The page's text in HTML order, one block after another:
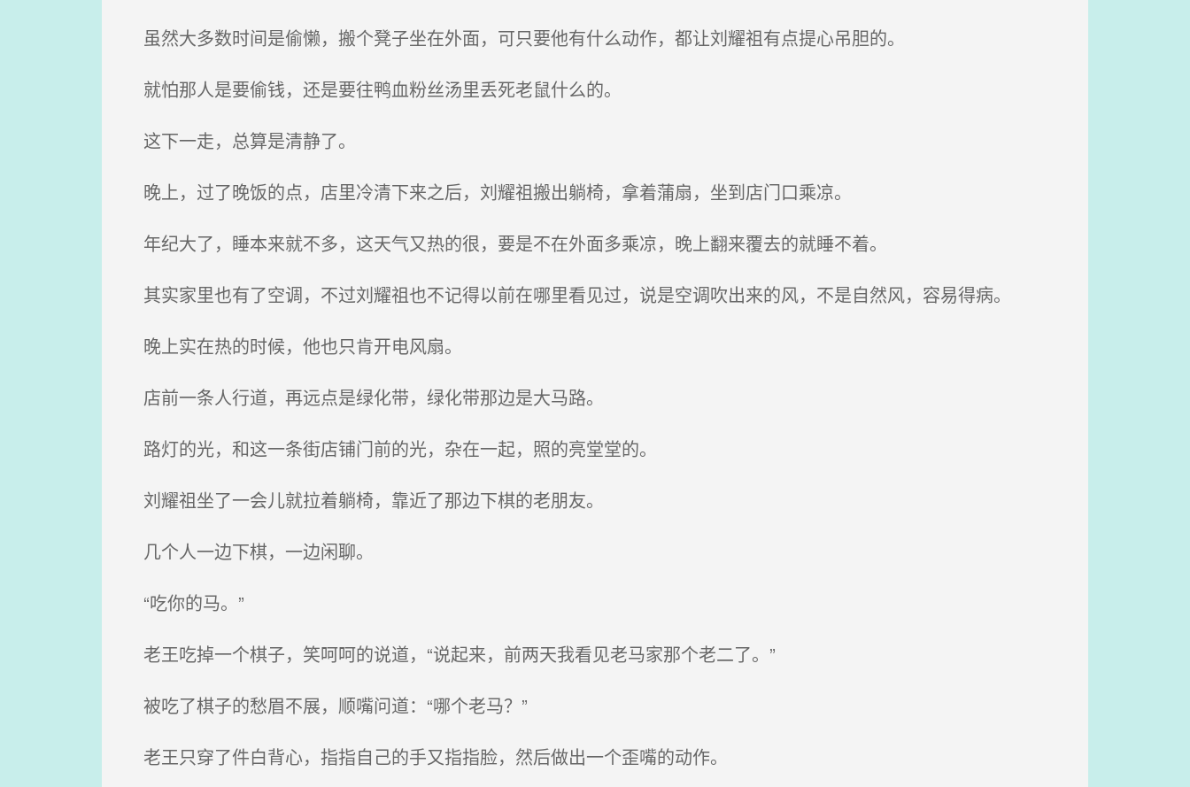
虽然大多数时间是偷懒，搬个凳子坐在外面，可只要他有什么动作，都让刘耀祖有点提心吊胆的。
就怕那人是要偷钱，还是要往鸭血粉丝汤里丢死老鼠什么的。
这下一走，总算是清静了。
晚上，过了晚饭的点，店里冷清下来之后，刘耀祖搬出躺椅，拿着蒲扇，坐到店门口乘凉。
年纪大了，睡本来就不多，这天气又热的很，要是不在外面多乘凉，晚上翻来覆去的就睡不着。
其实家里也有了空调，不过刘耀祖也不记得以前在哪里看见过，说是空调吹出来的风，不是自然风，容易得病。
晚上实在热的时候，他也只肯开电风扇。
店前一条人行道，再远点是绿化带，绿化带那边是大马路。
路灯的光，和这一条街店铺门前的光，杂在一起，照的亮堂堂的。
刘耀祖坐了一会儿就拉着躺椅，靠近了那边下棋的老朋友。
几个人一边下棋，一边闲聊。
“吃你的马。”
老王吃掉一个棋子，笑呵呵的说道，“说起来，前两天我看见老马家那个老二了。”
被吃了棋子的愁眉不展，顺嘴问道：“哪个老马？”
老王只穿了件白背心，指指自己的手又指指脸，然后做出一个歪嘴的动作。